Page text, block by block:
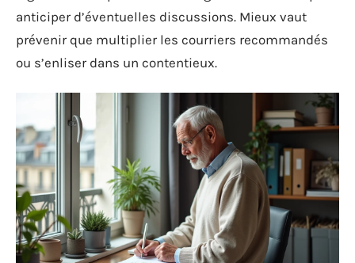
anticiper d’éventuelles discussions. Mieux vaut
prévenir que multiplier les courriers recommandés
ou s’enliser dans un contentieux.